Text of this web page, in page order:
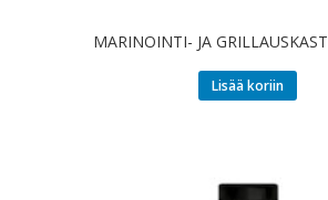
MARINOINTI- JA
Lisää koriin